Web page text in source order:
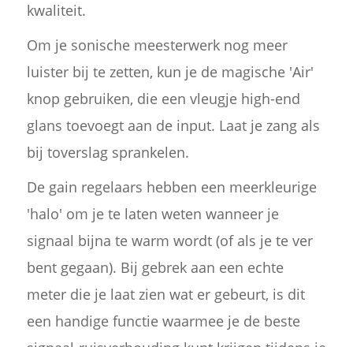
kwaliteit.
Om je sonische meesterwerk nog meer
luister bij te zetten, kun je de magische 'Air'
knop gebruiken, die een vleugje high-end
glans toevoegt aan de input. Laat je zang als
bij toverslag sprankelen.
De gain regelaars hebben een meerkleurige
'halo' om je te laten weten wanneer je
signaal bijna te warm wordt (of als je te ver
bent gegaan). Bij gebrek aan een echte
meter die je laat zien wat er gebeurt, is dit
een handige functie waarmee je de beste